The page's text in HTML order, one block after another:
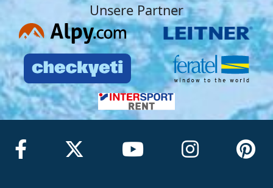
Unsere Partner